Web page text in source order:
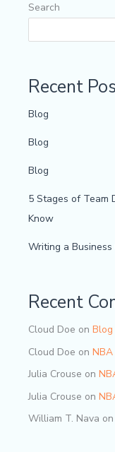
Search
Recent
Blog
Blog
Blog
5 Stages of Team
Know
Writing a
Recent
Cloud Doe on Blog
Cloud Doe on
Julia Crouse on
Julia Crouse on
William T. Nava on